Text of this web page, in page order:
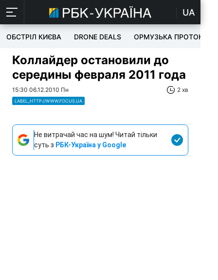
UA
ОБСТРІЛ КИЄВА DRONE DEALS ОРМУЗЬКА ПРОТОКА
Коллайдер остановили до
середины февраля 2011 года
15:30 06.12.2010 Пн 2 хв
LABEL_HTTP://WWW.FOCUS.UA
Не витрачай час на шум! Читай тільки
суть з РБК-Україна у Google